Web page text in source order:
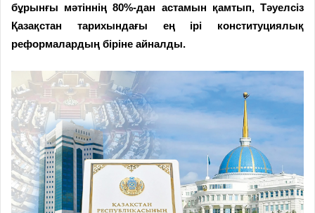
бұрынғы мәтіннің 80%-дан ас­тамын қамтып, Тәуелсіз
Қазақстан тарихындағы ең ірі конституция­лық
реформалардың біріне айналды.